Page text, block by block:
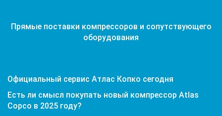
Прямые поставки компрессоров и сопутствующего
оборудования
Официальный сервис Атлас Копко сегодня
Есть ли смысл покупать новый компрессор Atlas
Copco в 2025 году?